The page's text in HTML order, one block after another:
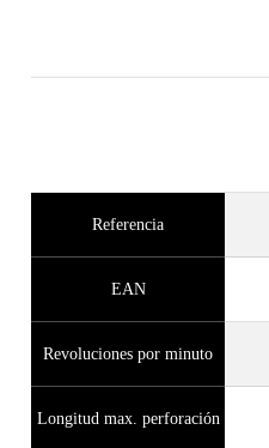
Referencia
EAN
Revoluciones por minuto
Longitud max. perforación